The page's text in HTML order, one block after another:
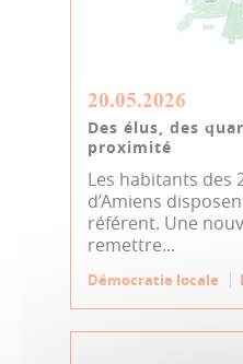
20.05.2026
Des élus, des
proximité
Les habitants des
d’Amiens
référent. Une
remettre...
Démocratie locale